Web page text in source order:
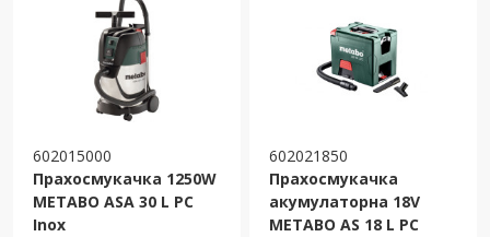
602015000
Прахосмукачка 1250W
METABO ASA 30 L PC
Inox
602021850
Прахосмукачка
акумулаторна 18V
METABO AS 18 L PC